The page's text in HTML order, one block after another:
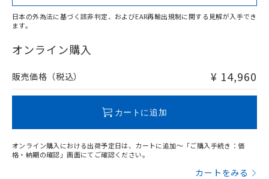
在庫等で未対応品が混在する可能性があります。
問い合わせください。
日本の外為法に基づく該非判定、およびEAR再輸出規制に関する見解が入手でき
ます。
オンライン購入
販売価格（税込） ¥ 14,960
カートに追加
オンライン購入における出荷予定日は、カートに追加～「ご購入手続き：価
格・納期の確認」画面にてご確認ください。
カートをみる